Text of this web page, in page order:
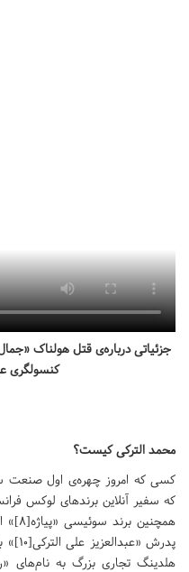
جزئیاتی درباره‌ی قتل هولناک
کنسولگری
محمد الترکی کیست؟
کسی که امروز چهره‌ی اول صنعت
پدرش